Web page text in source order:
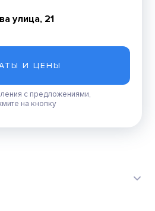
улица, 21
И ЦЕНЫ
с предложениями,
на кнопку